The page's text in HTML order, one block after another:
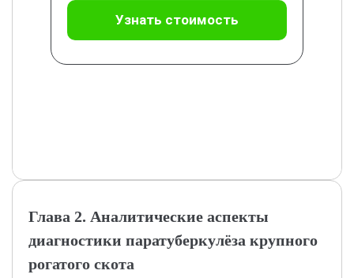
Узнать стоимость
Глава 2. Аналитические аспекты
диагностики паратуберкулёза крупного
рогатого скота